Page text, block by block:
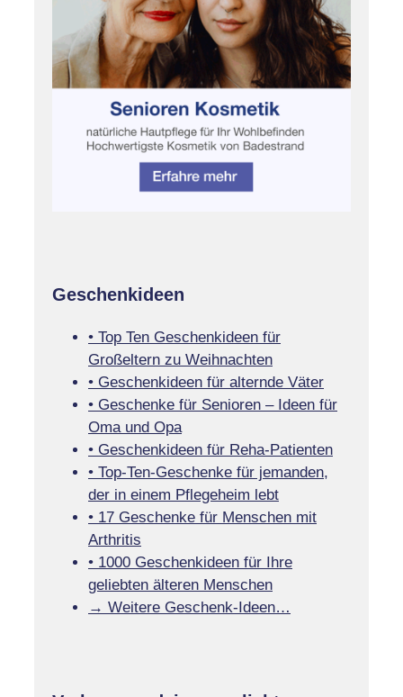
Geschenkideen
• Top Ten Geschenkideen für
Großeltern zu Weihnachten
• Geschenkideen für alternde Väter
• Geschenke für Senioren – Ideen für
Oma und Opa
• Geschenkideen für Reha-Patienten
• Top-Ten-Geschenke für jemanden,
der in einem Pflegeheim lebt
• 17 Geschenke für Menschen mit
Arthritis
• 1000 Geschenkideen für Ihre
geliebten älteren Menschen
→ Weitere Geschenk-Ideen…